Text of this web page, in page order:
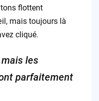
flottent
mais toujours là
cliqué.
les
parfaitement